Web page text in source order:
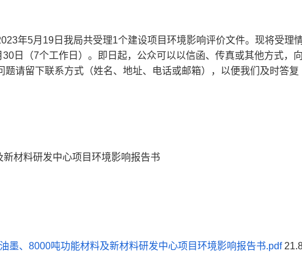
年5月19日我局共受理1个建设项目环境影响评价文件。现将受理
日（7个工作日）。即日起，公众可以以信函、传真或其他方式，向
请留下联系方式（姓名、地址、电话或邮箱），以便我们及时答复
材料研发中心项目环境影响报告书
墨、8000吨功能材料及新材料研发中心项目环境影响报告书.pdf